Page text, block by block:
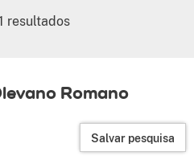
resultados
Romano
Salvar pesquisa